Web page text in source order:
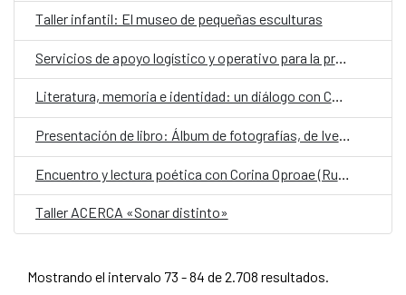
Taller infantil: El museo de pequeñas esculturas
Servicios de apoyo logístico y operativo para la programación cultural, así como servicios auxiliares con funciones de conducción para las gestiones propias del Centro Cultural de España en Honduras (AECID)
Literatura, memoria e identidad: un diálogo con Corina Oproae
Presentación de libro: Álbum de fotografías, de Iveth Vega
Taller ACERCA «Sonar distinto»
Mostrando el intervalo 73 - 84 de 2.708 resultados.